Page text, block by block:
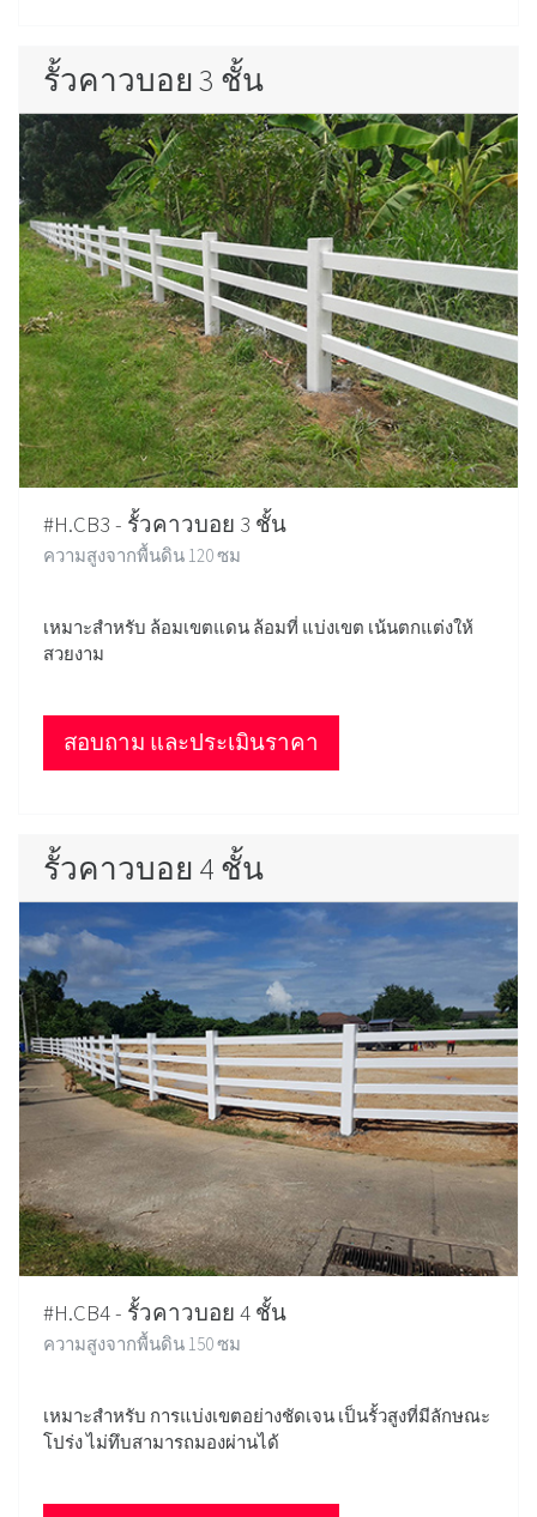
รั้วคาวบอย 3 ชั้น
#H.CB3 - รั้วคาวบอย 3 ชั้น
ความสูงจากพื้นดิน 120 ซม
เหมาะสำหรับ ล้อมเขตแดน ล้อมที่ แบ่งเขต เน้นตกแต่งให้
สวยงาม
สอบถาม และประเมินราคา
รั้วคาวบอย 4 ชั้น
#H.CB4 - รั้วคาวบอย 4 ชั้น
ความสูงจากพื้นดิน 150 ซม
เหมาะสำหรับ การแบ่งเขตอย่างชัดเจน เป็นรั้วสูงที่มีลักษณะ
โปร่ง ไม่ทึบสามารถมองผ่านได้